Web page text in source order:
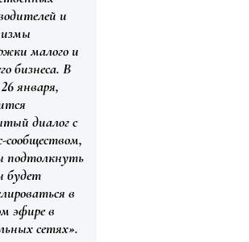
и
малого и
бизнеса. В
января,
диалог с
сообществом,
подтолкнуть
будет
в
эфире в
сетях».